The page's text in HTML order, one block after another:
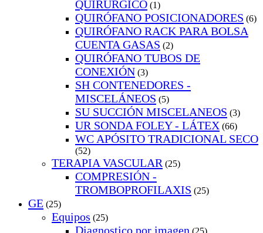
QUIRÚRGICO (1)
QUIRÓFANO POSICIONADORES (6)
QUIRÓFANO RACK PARA BOLSA
CUENTA GASAS (2)
QUIRÓFANO TUBOS DE
CONEXIÓN (3)
SH CONTENEDORES -
MISCELÁNEOS (5)
SU SUCCIÓN MISCELANEOS (3)
UR SONDA FOLEY - LÁTEX (66)
WC APÓSITO TRADICIONAL SECO
(52)
TERAPIA VASCULAR (25)
COMPRESIÓN -
TROMBOPROFILAXIS (25)
GE (25)
Equipos (25)
Diagnostico por imagen